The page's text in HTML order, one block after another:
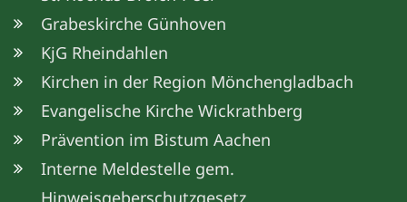
Grabeskirche Günhoven
KjG Rheindahlen
Kirchen in der Region Mönchengladbach
Evangelische Kirche Wickrathberg
Prävention im Bistum Aachen
Interne Meldestelle gem.